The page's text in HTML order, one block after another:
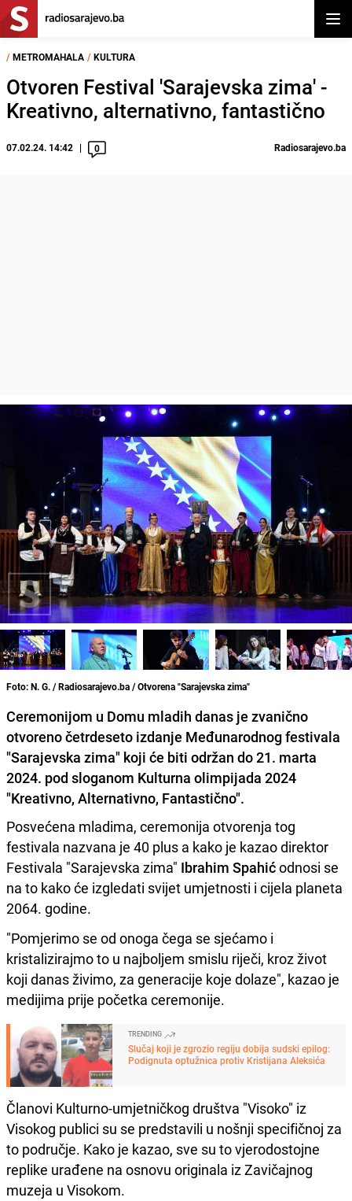
/ METROMAHALA / KULTURA
Otvoren Festival 'Sarajevska zima' -
Kreativno, alternativno, fantastično
07.02.24. 14:42 0 Radiosarajevo.ba
Foto: N. G. / Radiosarajevo.ba / Otvorena "Sarajevska zima"
Ceremonijom u Domu mladih danas je zvanično
otvoreno četrdeseto izdanje Međunarodnog festivala
"Sarajevska zima" koji će biti održan do 21. marta
2024. pod sloganom Kulturna olimpijada 2024
"Kreativno, Alternativno, Fantastično".
Posvećena mladima, ceremonija otvorenja tog
festivala nazvana je 40 plus a kako je kazao direktor
Festivala "Sarajevska zima" Ibrahim Spahićodnosi se
na to kako će izgledati svijet umjetnosti i cijela planeta
2064. godine.
"Pomjerimo se od onoga čega se sjećamo i
kristalizirajmo to u najboljem smislu riječi, kroz život
koji danas živimo, za generacije koje dolaze", kazao je
medijima prije početka ceremonije.
TRENDING
Slučaj koji je zgrozio regiju dobija sudski epilog:
Podignuta optužnica protiv Kristijana Aleksića
Članovi Kulturno-umjetničkog društva "Visoko" iz
Visokog publici su se predstavili u nošnji specifičnoj za
to područje. Kako je kazao, sve su to vjerodostojne
replike urađene na osnovu originala iz Zavičajnog
muzeja u Visokom.